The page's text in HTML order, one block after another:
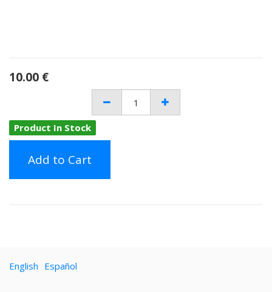
10.00 €
Product In Stock
Add to Cart
English Español